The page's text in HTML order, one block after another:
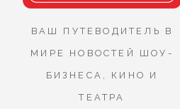
ВАШ ПУТЕВОДИТЕЛЬ В
МИРЕ НОВОСТЕЙ ШОУ-
БИЗНЕСА, КИНО И
ТЕАТРА